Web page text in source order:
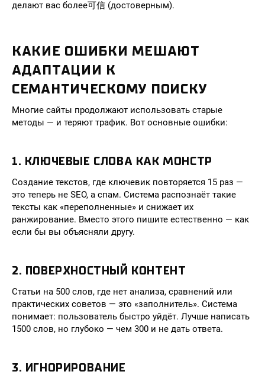
делают вас более可信 (достоверным).
КАКИЕ ОШИБКИ МЕШАЮТ
АДАПТАЦИИ К
СЕМАНТИЧЕСКОМУ ПОИСКУ
Многие сайты продолжают использовать старые
методы — и теряют трафик. Вот основные ошибки:
1. КЛЮЧЕВЫЕ СЛОВА КАК МОНСТР
Создание текстов, где ключевик повторяется 15 раз —
это теперь не SEO, а спам. Система распознаёт такие
тексты как «переполненные» и снижает их
ранжирование. Вместо этого пишите естественно — как
если бы вы объясняли другу.
2. ПОВЕРХНОСТНЫЙ КОНТЕНТ
Статьи на 500 слов, где нет анализа, сравнений или
практических советов — это «заполнитель». Система
понимает: пользователь быстро уйдёт. Лучше написать
1500 слов, но глубоко — чем 300 и не дать ответа.
3. ИГНОРИРОВАНИЕ